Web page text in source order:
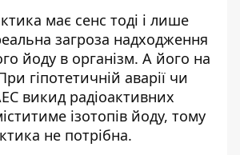
має сенс тоді і лише
загроза надходження
йоду в організм. А його на
гіпотетичній аварії чи
викид радіоактивних
ізотопів йоду, тому
не потрібна.